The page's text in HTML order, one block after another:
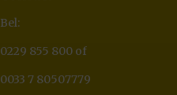
Bel:
0229 855 800 of
0033 7 80507779